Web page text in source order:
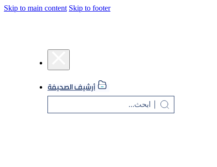
Skip to main content Skip to footer
أرشيف الصحيفة